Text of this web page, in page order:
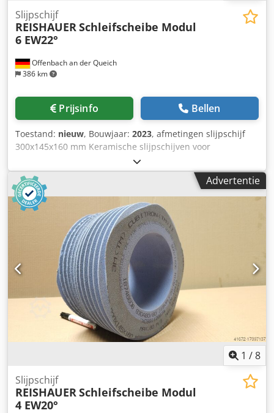
Offenbach an der Queich
386 km
Slijpschijf
REISHAUERSchleifscheibe Modul
6 EW22°
Prijsinfo Bellen
Toestand: nieuw, Bouwjaar: 2023, afmetingen slijpschijf
300x145x160 mm Keramische slijpschijven voor
tandflankslijpen - 145 mm breed Afmetingen volgens
machinetype Reishauer T1SP 300x145x160 M6 EW22° 3GG
van 3M Codpfx Asuayt Toh Deha -Profileren volgens
specificatiemodule m, spoed gg, drukhoek EW Voordelen: -
Het risico op brandwonden door slijpen is bijna nul - Tot
50% kortere slijptijden - 2 keer minder aankleed
inspanning - Verdubbel de levensduur van slijpschijven -
Continue consistente slijpprestaties - Aanzienlijk hogere
slijpparameters dan standaardgereedschappen !! ALS
NIEUW!!
Advertentie
1 /8
Slijpschijf
REISHAUERSchleifscheibe Modul
4 EW20°